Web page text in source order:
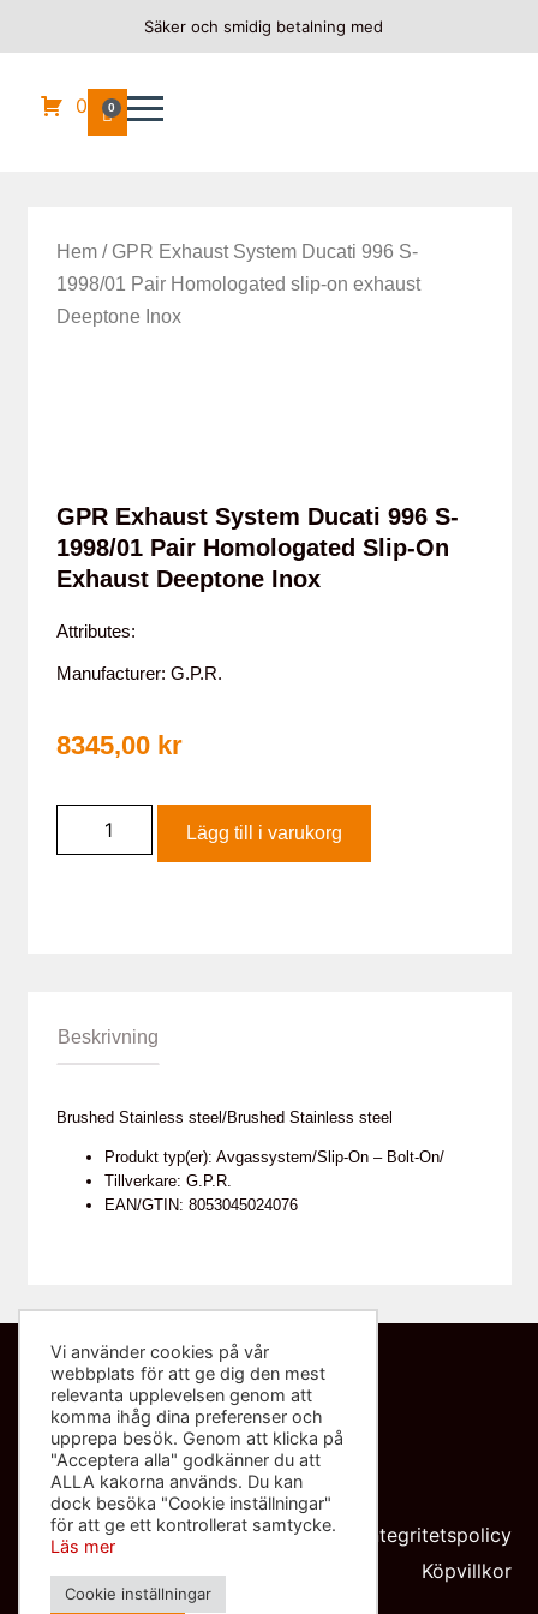
Säker och smidig betalning med
0 0
Hem/ GPR Exhaust System Ducati 996 S-
1998/01 Pair Homologated slip-on exhaust
Deeptone Inox
GPR Exhaust System Ducati 996 S-
1998/01 Pair Homologated Slip-On
Exhaust Deeptone Inox
Attributes:
Manufacturer: G.P.R.
8345,00 kr
Lägg till i varukorg
Beskrivning
Brushed Stainless steel/Brushed Stainless steel
Produkt typ(er): Avgassystem/Slip-On – Bolt-On/
Tillverkare: G.P.R.
EAN/GTIN: 8053045024076
Kontakta oss
info@sliponbutiken.se
0708-423272
Org nr: 559091-8602
Integritetspolicy
Köpvillkor
Vi använder cookies på vår
webbplats för att ge dig den mest
relevanta upplevelsen genom att
komma ihåg dina preferenser och
upprepa besök. Genom att klicka på
"Acceptera alla" godkänner du att
ALLA kakorna används. Du kan
dock besöka "Cookie inställningar"
för att ge ett kontrollerat samtycke.
Läs mer
Cookie inställningar